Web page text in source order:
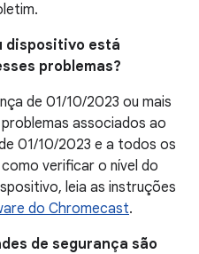
dispositivo está
problemas?
de 01/10/2023 ou mais
associados ao
01/10/2023 e a todos os
verificar o nível do
leia as instruções
do Chromecast.
de segurança são